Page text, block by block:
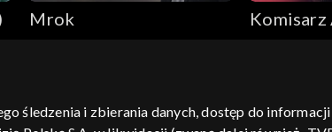
Mrok Komisarz
śledzenia i zbierania danych, dostęp do